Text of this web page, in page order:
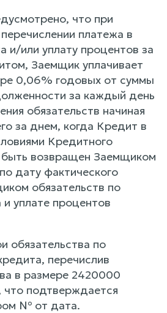
что при
платежа в
и/или уплату процентов за
Заемщик уплачивает
0,06% годовых от суммы
за каждый день
обязательств начиная
за днем, когда Кредит в
Кредитного
возвращен Заемщиком
дату фактического
обязательств по
уплате процентов
обязательства по
перечислив
в размере 2420000
подтверждается
№ от дата.